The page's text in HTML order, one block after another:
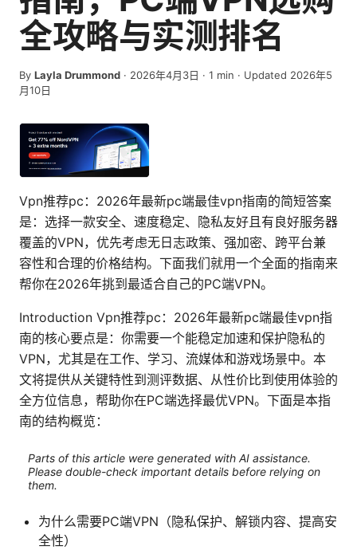
全攻略与实测排名
By Layla Drummond · 2026年4月3日 · 1 min · Updated 2026年5
月10日
Vpn推荐pc：2026年最新pc端最佳vpn指南的简短答案
是：选择一款安全、速度稳定、隐私友好且有良好服务器
覆盖的VPN，优先考虑无日志政策、强加密、跨平台兼
容性和合理的价格结构。下面我们就用一个全面的指南来
帮你在2026年挑到最适合自己的PC端VPN。
Introduction Vpn推荐pc：2026年最新pc端最佳vpn指
南的核心要点是：你需要一个能稳定加速和保护隐私的
VPN，尤其是在工作、学习、流媒体和游戏场景中。本
文将提供从关键特性到测评数据、从性价比到使用体验的
全方位信息，帮助你在PC端选择最优VPN。下面是本指
南的结构概览：
Parts of this article were generated with AI assistance.
Please double-check important details before relying on
them.
为什么需要PC端VPN（隐私保护、解锁内容、提高安
全性）